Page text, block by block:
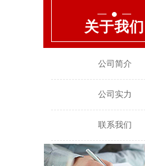
关于我们
公司简介
公司实力
联系我们